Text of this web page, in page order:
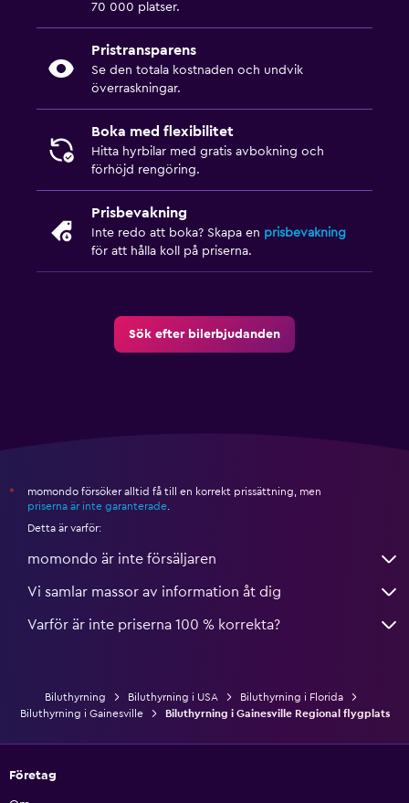
70 000 platser.
Pristransparens
Se den totala kostnaden och undvik
överraskningar.
Boka med flexibilitet
Hitta hyrbilar med gratis avbokning och
förhöjd rengöring.
Prisbevakning
Inte redo att boka? Skapa en prisbevakning
för att hålla koll på priserna.
Sök efter bilerbjudanden
*
momondo försöker alltid få till en korrekt prissättning, men
priserna är inte garanterade.
Detta är varför:
momondo är inte försäljaren
Vi samlar massor av information åt dig
Varför är inte priserna 100 % korrekta?
Biluthyrning Biluthyrning i USA
Biluthyrning i Florida
Biluthyrning i Gainesville
Biluthyrning i Gainesville Regional flygplats
Företag